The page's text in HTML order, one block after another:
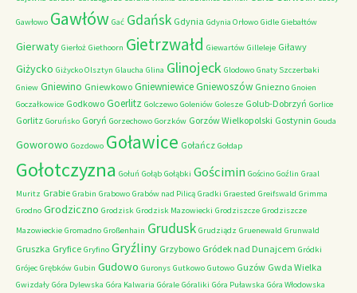
Gawłowo Gawłów Gać Gdańsk Gdynia Gdynia Orłowo Gidle Giebałtów
Gierwaty Gierłoż Giethoorn Gietrzwałd Giewartów Gilleleje Giławy
Giżycko Giżycko Olsztyn Glaucha Glina Glinojeck Glodowo Gnaty Szczerbaki
Gniew Gniewino Gniewkowo GniewniewiceGniewoszów Gniezno Gnoien
Goczałkowice Godkowo Goerlitz Golczewo Goleniów Golesze Golub-Dobrzyń Gorlice
Gorlitz Goruńsko Goryń Gorzechowo Gorzków Gorzów Wielkopolski Gostynin Gouda
Goworowo Gozdowo Goławice Gołańcz Gołdap
Gołotczyzna Gołuń Gołąb Gołąbki Gościmin Gościno Goźlin Graal
Muritz Grabie Grabin Grabowo Grabów nad Pilicą Gradki Graested Greifswald Grimma
Grodno Grodziczno Grodzisk Grodzisk Mazowiecki Grodziszcze Grodziszcze
Mazowieckie Gromadno Großenhain Grudusk Grudziądz Gruenewald Grunwald
Gruszka Gryfice Gryfino Gryźliny Grzybowo Gródek nad Dunajcem Gródki
Grójec Grębków Gubin Gudowo Guronys Gutkowo Gutowo Guzów Gwda Wielka
Gwizdały Góra Dylewska Góra Kalwaria Górale Góraliki Góra Puławska Góra Włodowska